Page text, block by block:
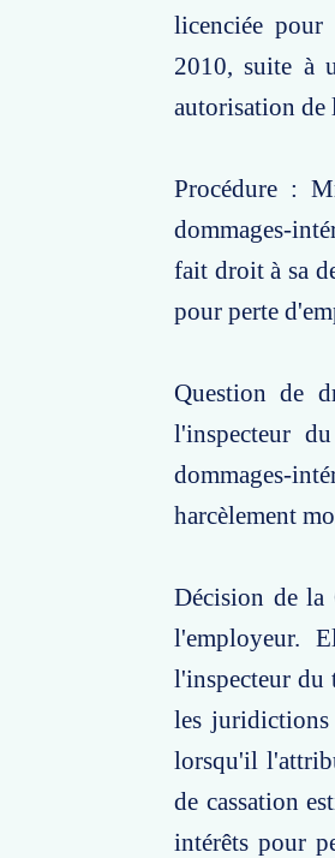
licenciée pour
2010, suite à
autorisation de
Procédure :
dommages-
fait droit à sa
pour perte
Question de
l'inspecteur
dommages-
harcèlement
Décision de la
l'employeur.
l'inspecteur du
les
lorsqu'il
de cassation
intérêts pour